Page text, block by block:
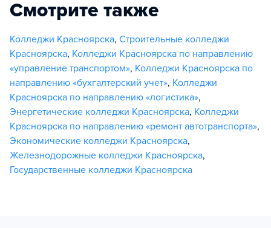
Смотрите также
Колледжи Красноярска, Строительные колледжи
Красноярска, Колледжи Красноярска по направлению
«управление транспортом», Колледжи Красноярска по
направлению «бухгалтерский учет», Колледжи
Красноярска по направлению «логистика»,
Энергетические колледжи Красноярска, Колледжи
Красноярска по направлению «ремонт автотранспорта»,
Экономические колледжи Красноярска,
Железнодорожные колледжи Красноярска,
Государственные колледжи Красноярска